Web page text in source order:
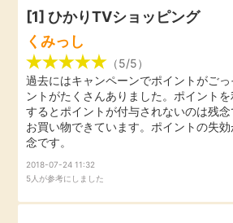
高還元
無料
即日還元
アンケート
ゲーム
エンタメ
クレジットカード
暮らし
[1] ひかりTVショッピング
くみっし
（5/5）
過去にはキャンペーンでポイントがご
ントがたくさんありました。ポイント
するとポイントが付与されないのは残
お買い物できています。ポイントの失
念です。
2018-07-24 11:32
5人が参考にしました